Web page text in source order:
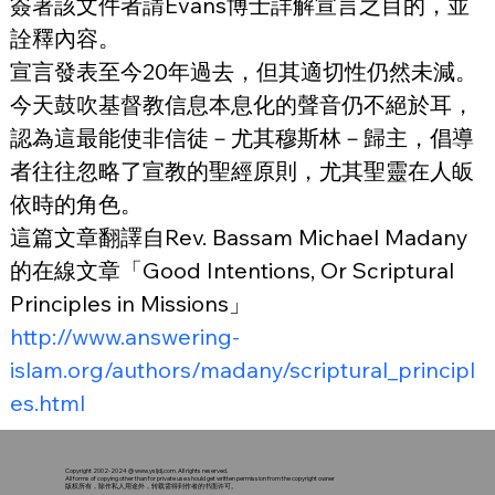
詮釋內容。
宣言發表至今20年過去，但其適切性仍然未減。
今天鼓吹基督教信息本息化的聲音仍不絕於耳，
認為這最能使非信徒－尤其穆斯林－歸主，倡導
者往往忽略了宣教的聖經原則，尤其聖靈在人皈
依時的角色。
這篇文章翻譯自Rev. Bassam Michael Madany
的在線文章「Good Intentions, Or Scriptural
Principles in Missions」
http://www.answering-
islam.org/authors/madany/scriptural_principl
es.html
Copyright 2002-2024 @www.ysljdj.com. All rights reserved.
All forms of copying other than for private use should get written permission from the copyright owner
版权所有，除作私人用途外，转载需得到作者的书面许可。